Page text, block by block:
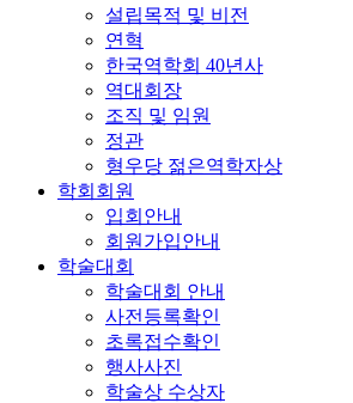
설립목적 및 비전
연혁
한국역학회 40년사
역대회장
조직 및 임원
정관
형우당 젊은역학자상
학회회원
입회안내
회원가입안내
학술대회
학술대회 안내
사전등록확인
초록접수확인
행사사진
학술상 수상자